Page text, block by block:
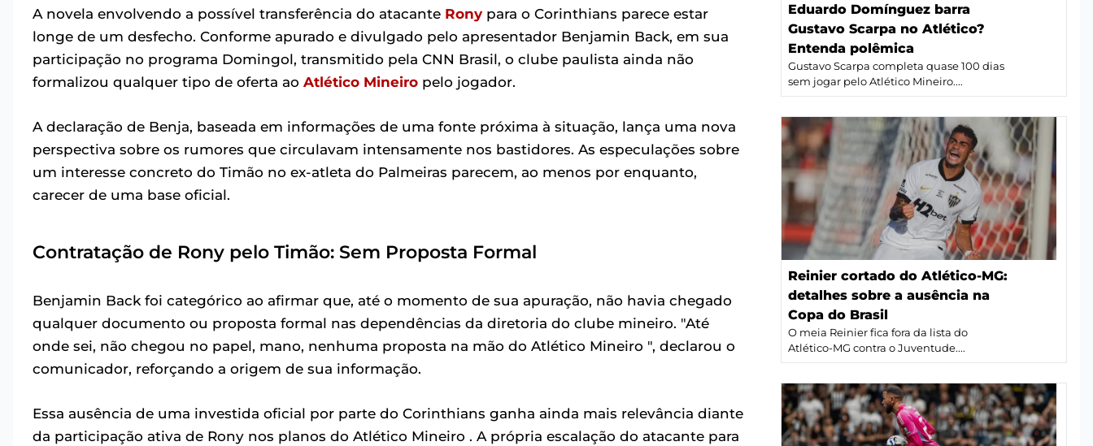
A novela envolvendo a possível transferência do atacante Rony para o Corinthians parece estar
longe de um desfecho. Conforme apurado e divulgado pelo apresentador Benjamin Back, em sua
participação no programa Domingol, transmitido pela CNN Brasil, o clube paulista ainda não
formalizou qualquer tipo de oferta ao Atlético Mineiro pelo jogador.
A declaração de Benja, baseada em informações de uma fonte próxima à situação, lança uma nova
perspectiva sobre os rumores que circulavam intensamente nos bastidores. As especulações sobre
um interesse concreto do Timão no ex-atleta do Palmeiras parecem, ao menos por enquanto,
carecer de uma base oficial.
Contratação de Rony pelo Timão: Sem Proposta Formal
Benjamin Back foi categórico ao afirmar que, até o momento de sua apuração, não havia chegado
qualquer documento ou proposta formal nas dependências da diretoria do clube mineiro. "Até
onde sei, não chegou no papel, mano, nenhuma proposta na mão do Atlético Mineiro ", declarou o
comunicador, reforçando a origem de sua informação.
Essa ausência de uma investida oficial por parte do Corinthians ganha ainda mais relevância diante
da participação ativa de Rony nos planos do Atlético Mineiro . A própria escalação do atacante para
Eduardo Domínguez barra
Gustavo Scarpa no Atlético?
Entenda polêmica
Gustavo Scarpa completa quase 100 dias
sem jogar pelo Atlético Mineiro....
Reinier cortado do Atlético-MG:
detalhes sobre a ausência na
Copa do Brasil
O meia Reinier fica fora da lista do
Atlético-MG contra o Juventude....